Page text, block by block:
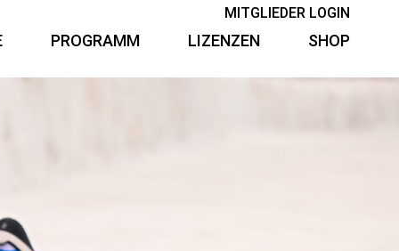
PROGRAMM LIZENZEN SHOP
MITGLIEDER LOGIN